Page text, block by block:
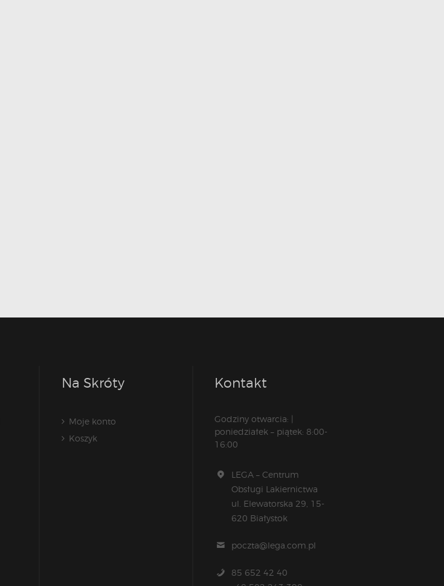
Na Skróty
Moje konto
Koszyk
Kontakt
Godziny otwarcia: |
poniedziałek – piątek: 8:00-
16:00
LEGA – Centrum
Obsługi Lakiernictwa
ul. Elewatorska 29, 15-
620 Białystok
poczta@lega.com.pl
85 652 42 40